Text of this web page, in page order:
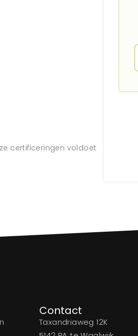
certificeringen voldoet
Contact
Taxandriaweg 12K